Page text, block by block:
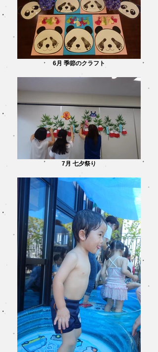
6月 季節のクラフト
7月 七夕祭り